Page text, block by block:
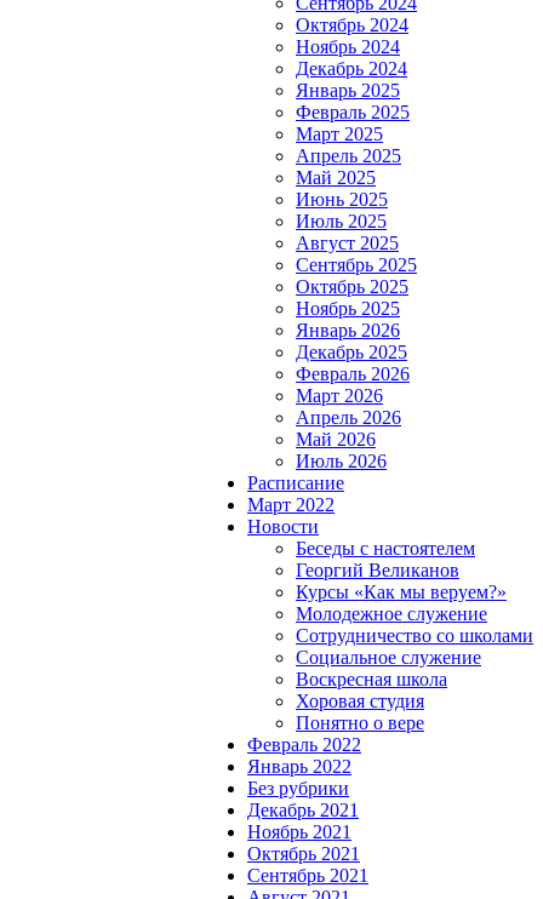
Октябрь 2024
Ноябрь 2024
Декабрь 2024
Январь 2025
Февраль 2025
Март 2025
Апрель 2025
Май 2025
Июнь 2025
Июль 2025
Август 2025
Сентябрь 2025
Октябрь 2025
Ноябрь 2025
Январь 2026
Декабрь 2025
Февраль 2026
Март 2026
Апрель 2026
Май 2026
Июль 2026
Расписание
Март 2022
Новости
Беседы с настоятелем
Георгий Великанов
Курсы «Как мы веруем?»
Молодежное служение
Сотрудничество со школами
Социальное служение
Воскресная школа
Хоровая студия
Понятно о вере
Февраль 2022
Январь 2022
Без рубрики
Декабрь 2021
Ноябрь 2021
Октябрь 2021
Сентябрь 2021